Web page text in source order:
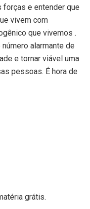
forças e entender que
vivem com
que vivemos .
alarmante de
e tornar viável uma
pessoas. É hora de
grátis.